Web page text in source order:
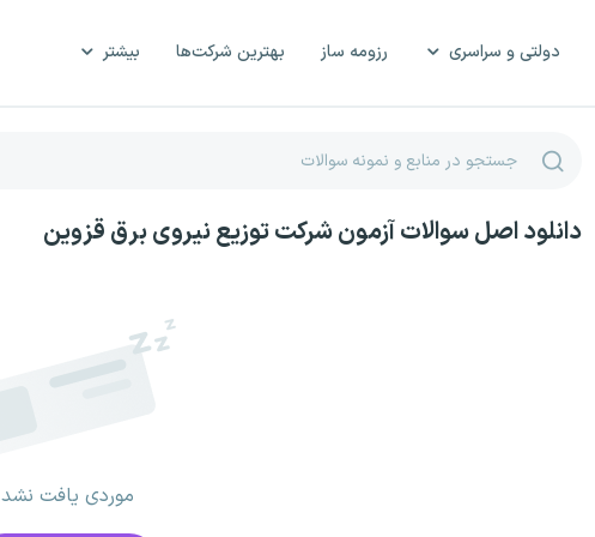
دولتی و سراسری رزومه ساز بهترین شرکت‌ها بیشتر
دانلود اصل سوالات آزمون شرکت توزیع نیروی برق قزوین
موردی یافت نشد